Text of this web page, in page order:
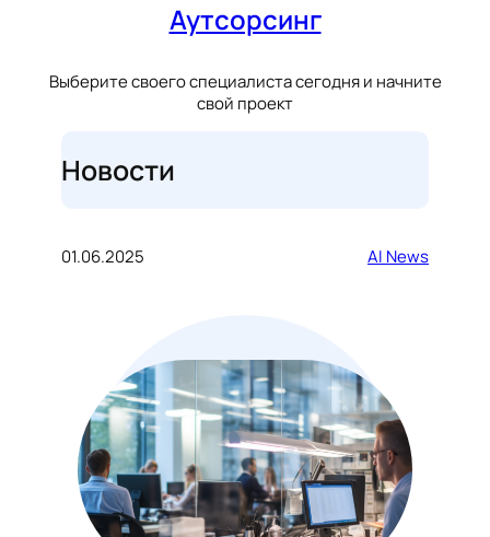
Аутсорсинг
Выберите своего специалиста сегодня и начните
свой проект
Новости
01.06.2025 AI News